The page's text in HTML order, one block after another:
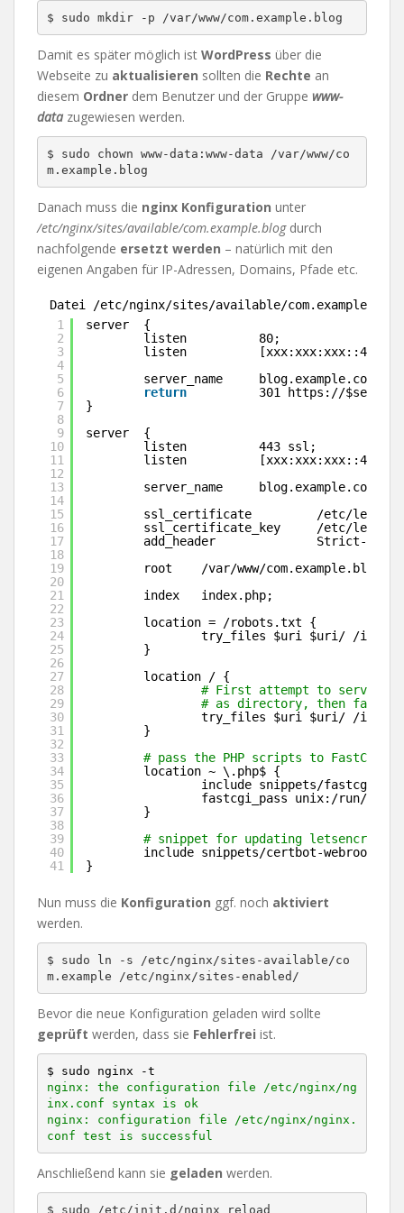
$ sudo mkdir -p /var/www/com.example.blog
Damit es später möglich ist WordPress über die
Webseite zu aktualisieren sollten die Rechte an
diesem Ordner dem Benutzer und der Gruppe www-
data zugewiesen werden.
$ sudo chown www-data:www-data /var/www/co
m.example.blog
Danach muss die nginx Konfiguration unter
/etc/nginx/sites/available/com.example.blogdurch
nachfolgende ersetzt werden – natürlich mit den
eigenen Angaben für IP-Adressen, Domains, Pfade etc.
Datei /etc/nginx/sites/available/com.example.blog
1
2
3
4
5
6
7
8
9
10
11
12
13
14
15
16
17
18
19
20
21
22
23
24
25
26
27
28
29
30
31
32
33
34
35
36
37
38
39
40
41
server  {
listen          80;
listen
server_name     blog.example.com;
return
301 https: //
}
server  {
listen          443 ssl;
listen
server_name     blog.example.com;
ssl_certificate
/etc/
ssl_certificate_key
/etc/
add_header              Strict-
root
/var/www/com.example.blog;
index   index.php;
location =
/robots .txt {
try_files $uri $uri/
/index
}
location / {
# First attempt to serve
# as directory, then fall
try_files $uri $uri/
/index
}
# pass the PHP scripts to FastCGI
location ~ \.php$ {
include snippets/fastcgi-php
fastcgi_pass unix: /run/php/
}
# snippet for updating letsencrypt
include snippets/certbot-webroot
}
Nun muss die Konfiguration ggf. noch aktiviert
werden.
$ sudo ln -s /etc/nginx/sites-available/co
m.example /etc/nginx/sites-enabled/
Bevor die neue Konfiguration geladen wird sollte
geprüft werden, dass sie Fehlerfrei ist.
$ sudo nginx -t
nginx: the configuration file /etc/nginx/ng
inx.conf syntax is ok
nginx: configuration file /etc/nginx/nginx.
conf test is successful
Anschließend kann sie geladen werden.